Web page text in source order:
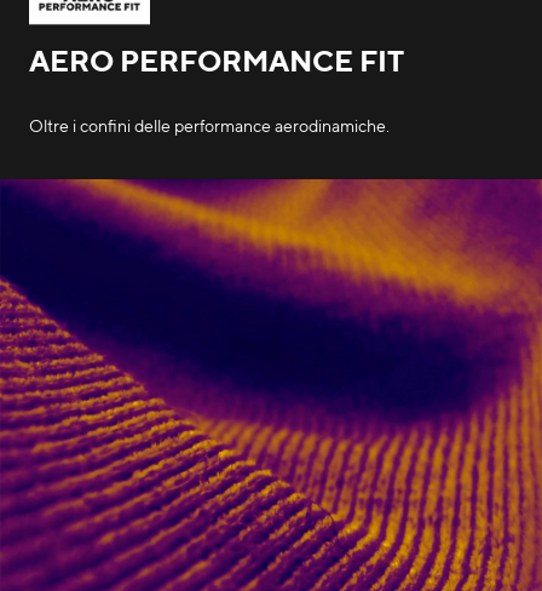
AERO PERFORMANCE FIT
Oltre i confini delle performance aerodinamiche.